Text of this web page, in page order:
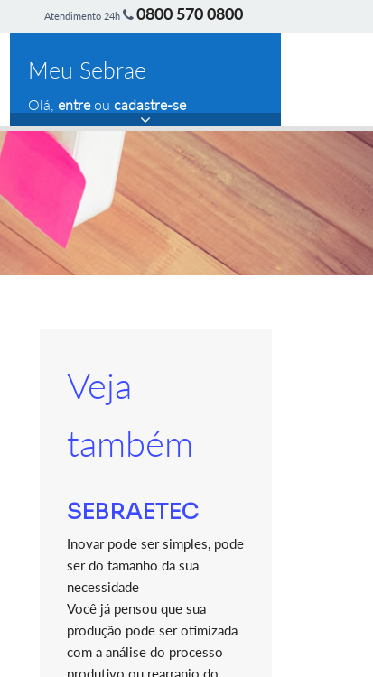
Atendimento 24h 0800 570 0800
Meu Sebrae
Olá, entreou cadastre-se
Veja
também
SEBRAETEC
Inovar pode ser simples, pode
ser do tamanho da sua
necessidade
Você já pensou que sua
produção pode ser otimizada
com a análise do processo
produtivo ou rearranjo do